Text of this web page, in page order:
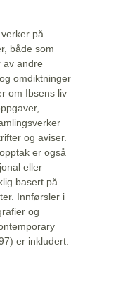
på
både som
av andre
omdiktninger
om Ibsens liv
og aviser.
er også
eller
basert på
Innførsler i
og
er inkludert.